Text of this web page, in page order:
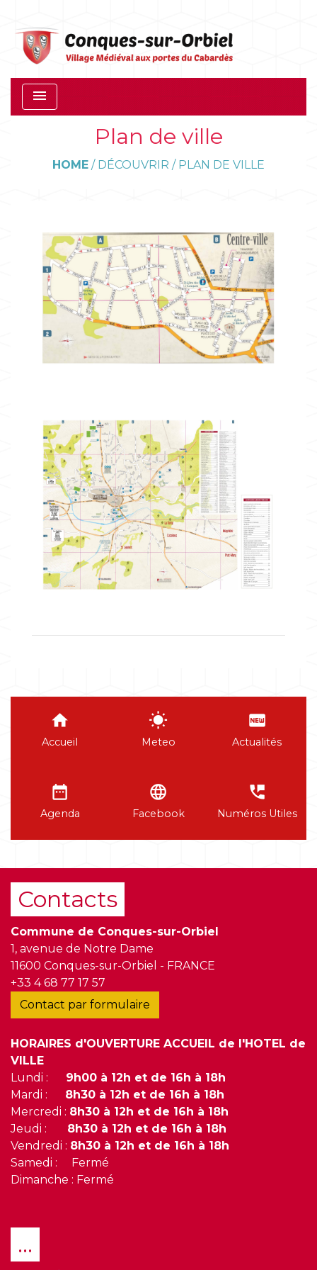
menu
Plan de ville
HOME / DÉCOUVRIR / PLAN DE VILLE
home
Accueil
wb_sunny
Meteo
fiber_new
Actualités
date_range
Agenda
language
Facebook
perm_phone_msg
Numéros Utiles
Contacts
Commune de Conques-sur-Orbiel
1, avenue de Notre Dame
11600 Conques-sur-Orbiel - FRANCE
+33 4 68 77 17 57
Contact par formulaire
HORAIRES d'OUVERTURE ACCUEIL de l'HOTEL de
VILLE
Lundi :
9h00 à 12h et de 16h à 18h
Mardi :
8h30 à 12h et de 16h à 18h
Mercredi : 8h30 à 12h et de 16h à 18h
Jeudi :
8h30 à 12h et de 16h à 18h
Vendredi : 8h30 à 12h et de 16h à 18h
Samedi : Fermé
Dimanche : Fermé
...